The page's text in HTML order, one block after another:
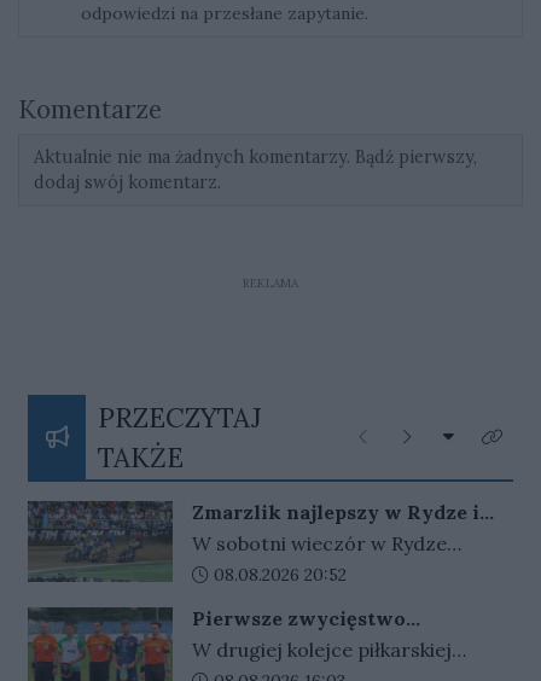
odpowiedzi na przesłane zapytanie.
Komentarze
Aktualnie nie ma żadnych komentarzy. Bądź pierwszy,
dodaj swój komentarz.
REKLAMA
PRZECZYTAJ
TAKŻE
Poprzednie
Następne
Rozwiń
Kliknij
Zmarzlik najlepszy w Rydze i
ponownie ze złotym plastronem!
W sobotni wieczór w Rydze
odbyło się Grand Prix Łotwy. W
zwycięski okazał się być Bartosz
Zmarzlik. Anders Thomsen był
Data dodania artykułu:
08.08.2026 20:52
Pierwsze zwycięstwo
gorzowskiej Warty
W drugiej kolejce piłkarskiej